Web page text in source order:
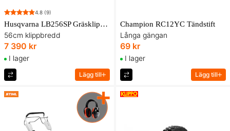
4.8 (9)
Husqvarna LB256SP Gräsklippare
56cm klippbredd
7 390 kr
I lager
Lägg till
Champion RC12YC Tändstift
Långa gängan
69 kr
I lager
Lägg till